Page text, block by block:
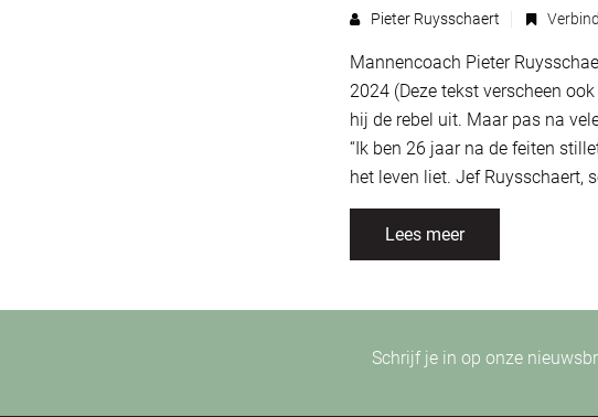
Pieter Ruysschaert
Mannencoach Pieter
2024 (Deze tekst verscheen
hij de rebel uit. Maar pas na
“Ik ben 26 jaar na de feiten
het leven liet. Jef Ruysschaert,
Lees meer
Schrijf je in op onze